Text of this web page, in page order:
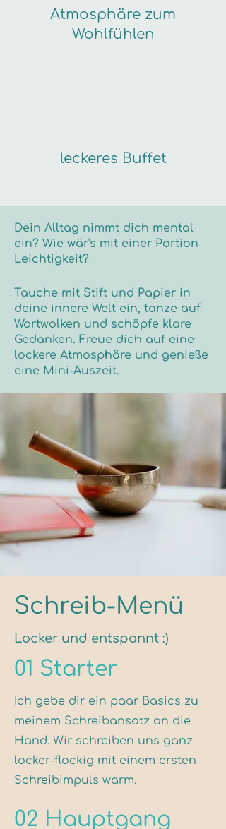
Atmosphäre zum
Wohlfühlen
leckeres Buffet
Dein Alltag nimmt dich mental
ein? Wie wär's mit einer Portion
Leichtigkeit?
Tauche mit Stift und Papier in
deine innere Welt ein, tanze auf
Wortwolken und schöpfe klare
Gedanken. Freue dich auf eine
lockere Atmosphäre und genieße
eine Mini-Auszeit.
Schreib-Menü
Locker und entspannt :)
01 Starter
Ich gebe dir ein paar Basics zu
meinem Schreibansatz an die
Hand. Wir schreiben uns ganz
locker-flockig mit einem ersten
Schreibimpuls warm.
02 Hauptgang